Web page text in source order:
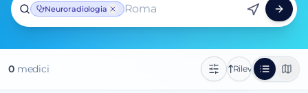
Neuroradiologia Roma
0medici Rilevanza